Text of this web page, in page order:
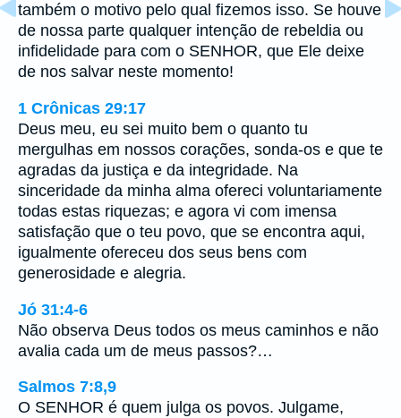
também o motivo pelo qual fizemos isso. Se houve
de nossa parte qualquer intenção de rebeldia ou
infidelidade para com o SENHOR, que Ele deixe
de nos salvar neste momento!
1 Crônicas 29:17
Deus meu, eu sei muito bem o quanto tu
mergulhas em nossos corações, sonda-os e que te
agradas da justiça e da integridade. Na
sinceridade da minha alma ofereci voluntariamente
todas estas riquezas; e agora vi com imensa
satisfação que o teu povo, que se encontra aqui,
igualmente ofereceu dos seus bens com
generosidade e alegria.
Jó 31:4-6
Não observa Deus todos os meus caminhos e não
avalia cada um de meus passos?…
Salmos 7:8,9
O SENHOR é quem julga os povos. Julgame,